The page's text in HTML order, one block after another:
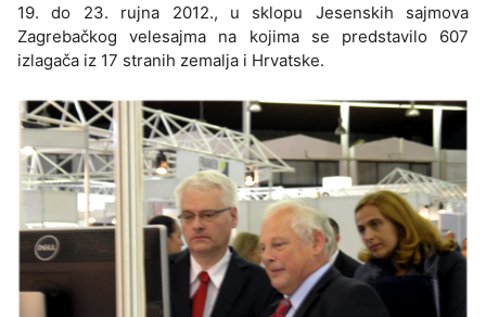
19. do 23. rujna 2012., u sklopu Jesenskih sajmova
Zagrebačkog velesajma na kojima se predstavilo 607
izlagača iz 17 stranih zemalja i Hrvatske.